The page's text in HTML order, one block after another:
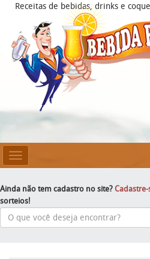
Receitas de bebidas, drinks e
Mesclar
Navegação
Ainda não tem cadastro no site?
sorteios!